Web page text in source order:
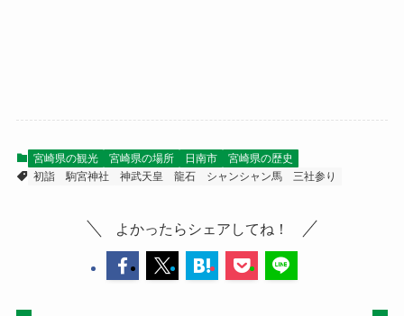
宮崎県の観光 宮崎県の場所 日南市
宮崎県の歴史
初詣
駒宮神社 神武天皇 龍石 シャンシャン馬 三社参り
よかったらシェアしてね！